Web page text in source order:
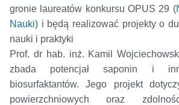
gronie laureatów konkursu OPUS 29 (
Nauki) i będą realizować projekty o
nauki i praktyki
Prof. dr hab. inż. Kamil
zbada potencjał saponin i
biosurfaktantów. Jego projekt
powierzchniowych oraz